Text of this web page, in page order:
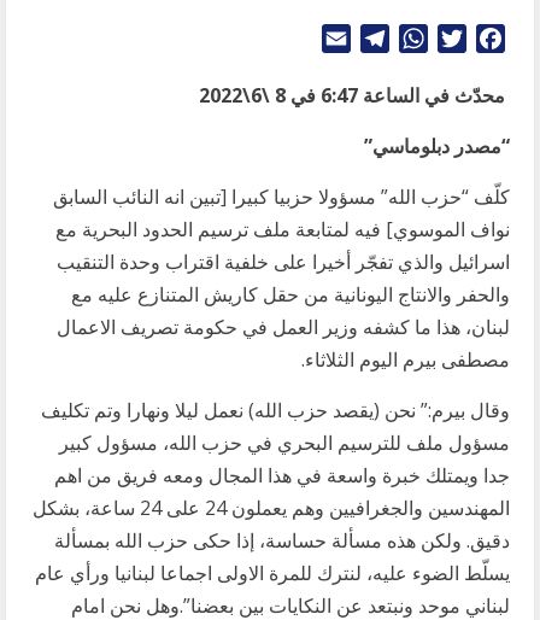
Facebook
Twitter
WhatsApp
Telegram
Email
محدّث في الساعة 6:47 في 8 \6\2022
“مصدر دبلوماسي”
كلّف “حزب الله” مسؤولا حزبيا كبيرا [تبين انه النائب السابق
نواف الموسوي] فيه لمتابعة ملف ترسيم الحدود البحرية مع
اسرائيل والذي تفجّر أخيرا على خلفية اقتراب وحدة التنقيب
والحفر والانتاج اليونانية من حقل كاريش المتنازع عليه مع
لبنان، هذا ما كشفه وزير العمل في حكومة تصريف الاعمال
مصطفى بيرم اليوم الثلاثاء.
وقال بيرم:” نحن (يقصد حزب الله) نعمل ليلا ونهارا وتم تكليف
مسؤول ملف للترسيم البحري في حزب الله، مسؤول كبير
جدا ويمتلك خبرة واسعة في هذا المجال ومعه فريق من اهم
المهندسين والجغرافيين وهم يعملون 24 على 24 ساعة، بشكل
دقيق. ولكن هذه مسألة حساسة، إذا حكى حزب الله بمسألة
يسلّط الضوء عليه، لنترك للمرة الاولى اجماعا لبنانيا ورأي عام
لبناني موحد ونبتعد عن النكايات بين بعضنا”.وهل نحن امام